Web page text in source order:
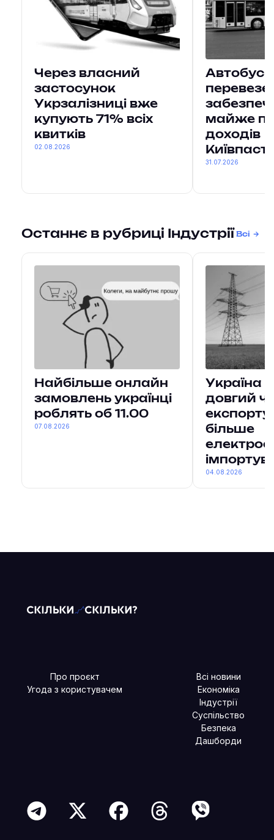
Через власний
застосунок
Укрзалізниці вже
купують 71% всіх
квитків
02.08.2026
майже
доходів
31.07.2026
Останнє в рубриці Індустрії Всі
Найбільше онлайн
замовлень українці
роблять об 11.00
07.08.2026
Україна
довгий
більше
04.08.2026
Про проєкт
Угода з користувачем
Всі новини
Економіка
Індустрії
Суспільство
Безпека
Дашборди
Читайте більше в наших соцмережах